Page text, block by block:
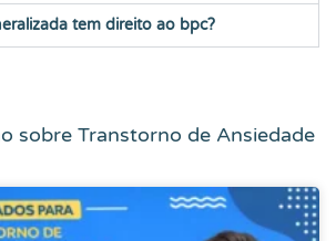
tem direito ao bpc?
sobre Transtorno de Ansiedade